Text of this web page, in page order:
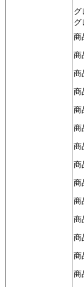
グ
グ
商
商
商
商
商
商
商
商
商
商
商
商
商
商